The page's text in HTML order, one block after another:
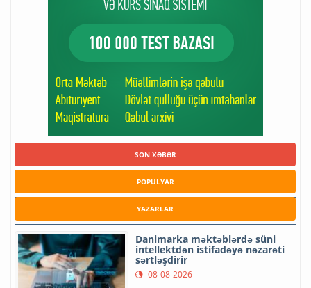
SON XƏBƏR
POPULYAR
YAZARLAR
Danimarka məktəblərdə süni
intellektdən istifadəyə nəzarəti
sərtləşdirir
08-08-2026